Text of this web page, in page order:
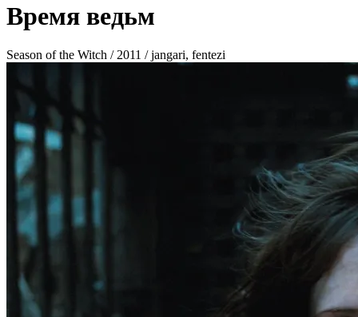
Время ведьм
Season of the Witch / 2011 / jangari, fentezi